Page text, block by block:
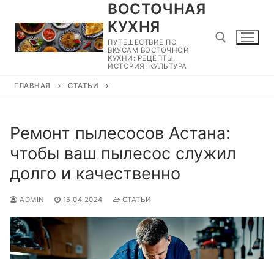
содержимому
ВОСТОЧНАЯ
КУХНЯ
ПУТЕШЕСТВИЕ ПО
ВКУСАМ ВОСТОЧНОЙ
КУХНИ: РЕЦЕПТЫ,
ИСТОРИЯ, КУЛЬТУРА
ГЛАВНАЯ СТАТЬИ
Ремонт пылесосов Астана:
чтобы ваш пылесос служил
долго и качественно
ADMIN 15.04.2024 СТАТЬИ